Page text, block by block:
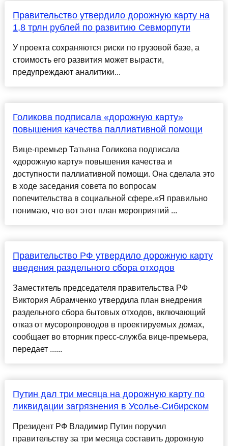
Правительство утвердило дорожную карту на
1,8 трлн рублей по развитию Севморпути
У проекта сохраняются риски по грузовой базе, а
стоимость его развития может вырасти,
предупреждают аналитики...
Голикова подписала «дорожную карту»
повышения качества паллиативной помощи
Вице-премьер Татьяна Голикова подписала
«дорожную карту» повышения качества и
доступности паллиативной помощи. Она сделала это
в ходе заседания совета по вопросам
попечительства в социальной сфере.«Я правильно
понимаю, что вот этот план мероприятий ...
Правительство РФ утвердило дорожную карту
введения раздельного сбора отходов
Заместитель председателя правительства РФ
Виктория Абрамченко утвердила план внедрения
раздельного сбора бытовых отходов, включающий
отказ от мусоропроводов в проектируемых домах,
сообщает во вторник пресс-служба вице-премьера,
передает ......
Путин дал три месяца на дорожную карту по
ликвидации загрязнения в Усолье-Сибирском
Президент РФ Владимир Путин поручил
правительству за три месяца составить дорожную